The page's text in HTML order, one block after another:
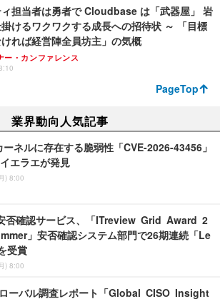
担当者は勇者で Cloudbase は「武器屋」 岩
けるワクワクする成長への招待状 ～ 「目標
れば経営陣全員坊主」の気概
ー・カンファレンス
PageTop
業界動向人気記事
ーネルに存在する脆弱性「CVE-2026-43456」
エラエが発見
) 8:00
否確認サービス、「ITreview Grid Award 2
」安否確認システム部門で26期連続「Le
受賞
) 8:00
ーバル調査レポート「Global CISO Insight